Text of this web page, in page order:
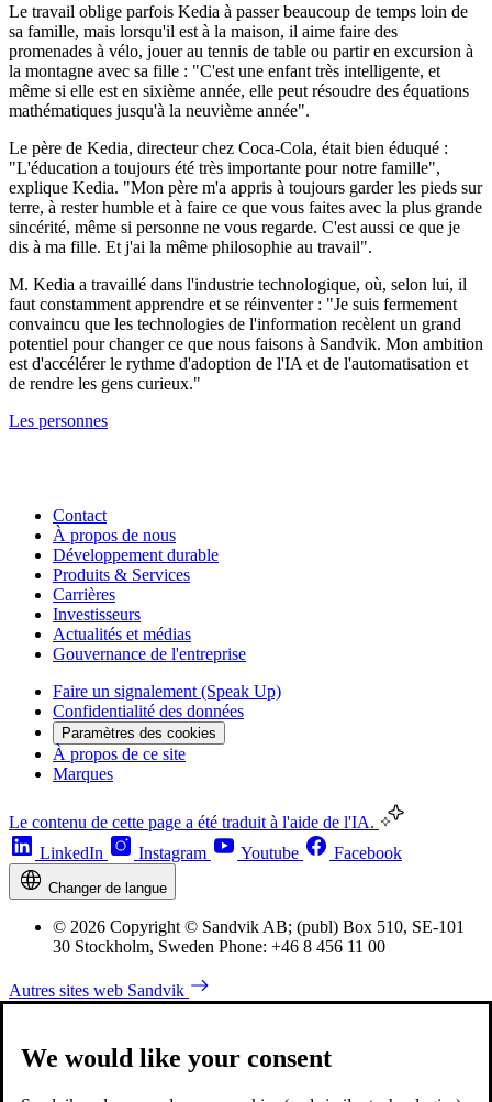
Le travail oblige parfois Kedia à passer beaucoup de temps loin de
sa famille, mais lorsqu'il est à la maison, il aime faire des
promenades à vélo, jouer au tennis de table ou partir en excursion à
la montagne avec sa fille : "C'est une enfant très intelligente, et
même si elle est en sixième année, elle peut résoudre des équations
mathématiques jusqu'à la neuvième année".
Le père de Kedia, directeur chez Coca-Cola, était bien éduqué :
"L'éducation a toujours été très importante pour notre famille",
explique Kedia. "Mon père m'a appris à toujours garder les pieds sur
terre, à rester humble et à faire ce que vous faites avec la plus grande
sincérité, même si personne ne vous regarde. C'est aussi ce que je
dis à ma fille. Et j'ai la même philosophie au travail".
M. Kedia a travaillé dans l'industrie technologique, où, selon lui, il
faut constamment apprendre et se réinventer : "Je suis fermement
convaincu que les technologies de l'information recèlent un grand
potentiel pour changer ce que nous faisons à Sandvik. Mon ambition
est d'accélérer le rythme d'adoption de l'IA et de l'automatisation et
de rendre les gens curieux."
Les personnes
Contact
À propos de nous
Développement durable
Produits & Services
Carrières
Investisseurs
Actualités et médias
Gouvernance de l'entreprise
Faire un signalement (Speak Up)
Confidentialité des données
Paramètres des cookies
À propos de ce site
Marques
Le contenu de cette page a été traduit à l'aide de l'IA.
LinkedIn
Instagram Youtube Facebook
Changer de langue
© 2026 Copyright © Sandvik AB; (publ) Box 510, SE-101
30 Stockholm, Sweden Phone: +46 8 456 11 00
Autres sites web Sandvik
We would like your consent